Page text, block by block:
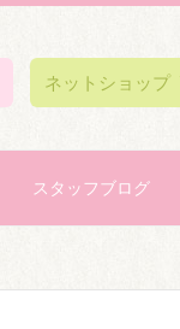
ネットショップ
スタッフブログ